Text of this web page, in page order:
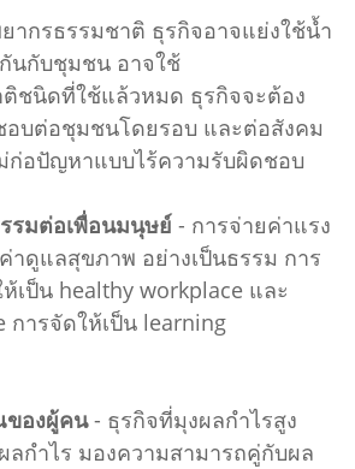
ากรธรรมชาติ ธุรกิจอาจแย่งใช้น้ำ
นกับชุมชน อาจใช้
ชนิดที่ใช้แล้วหมด ธุรกิจจะต้อง
บต่อชุมชนโดยรอบ และต่อสังคม
ก่อปัญหาแบบไร้ความรับผิดชอบ
รมต่อเพื่อนมนุษย์ - การจ่ายค่าแรง
าดูแลสุขภาพ อย่างเป็นธรรม การ
เป็น healthy workplace และ
การจัดให้เป็น learning
องผู้คน- ธุรกิจที่มุงผลกำไรสูง
ลกำไร มองความสามารถคู่กับผล